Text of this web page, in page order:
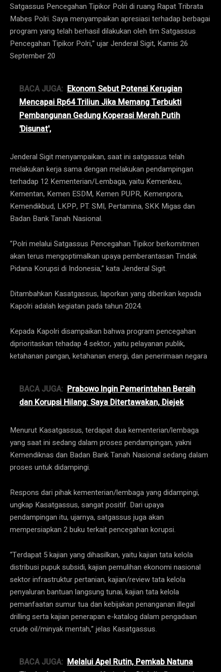
Satgassus Pencegahan Tipikor Polri di ruang Rapat Tribrata
Mabes Polri. Saya menyampaikan apresiasi terhadap berbagai
program yang telah berhasil dilakukan oleh tim Satgassus
Pencegahan Tipikor Polri,” ujar Jenderal Sigit, Kamis 26
September 20
BACA JUGA: Ekonom Sebut Potensi Kerugian
Mencapai Rp64 Triliun Jika Memang Terbukti
Pembangunan Gedung Koperasi Merah Putih
'Disunat',
Jenderal Sigit menyampaikan, saat ini satgassus telah
melakukan kerja sama dengan melakukan pendampingan
terhadap 12 Kementerian/Lembaga, yaitu Kemenkeu,
Kementan, Kemen ESDM, Kemen PUPR, Kemenpora,
Kemendikbud, LKPP, PT. SMI, Pertamina, SKK Migas dan
Badan Bank Tanah Nasional.
“Polri melalui Satgassus Pencegahan Tipikor berkomitmen
akan terus mengoptimalkan upaya pemberantasan Tindak
Pidana Korupsi di Indonesia,” kata Jenderal Sigit.
Ditambahkan Kasatgassus, laporkan yang diberikan kepada
Kapolri adalah kegiatan pada tahun 2024.
Kepada Kapolri disampaikan bahwa program pencegahan
diprioritaskan tehadap 4 sektor, yaitu pelayanan publik,
ketahanan pangan, ketahanan energi, dan penerimaan negara
BACA JUGA: Prabowo Ingin Pemerintahan Bersih
dan Korupsi Hilang: Saya Ditertawakan, Diejek
Menurut Kasatgassus, terdapat dua kementerian/lembaga
yang saat ini sedang dalam proses pendampingan, yakni
Kemendiknas dan Badan Bank Tanah Nasional sedang dalam
proses untuk didampingi.
Respons dari pihak kementerian/lembaga yang didampingi,
ungkap Kasatgassus, sangat positif. Dari upaya
pendampingan itu, ujarnya, satgassus juga akan
mempersiapkan 2 buku terkait pencegahan korupsi.
“Terdapat 5 kajian yang dihasilkan, yaitu kajian tata kelola
distribusi pupuk subsidi, kajian pemulihan ekonomi nasional
sektor infrastruktur pertanian, kajian/review tata kelola
penyaluran bantuan langsung tunai, kajian tata kelola
pemanfaatan sumur tua dan kebijakan penanganan illegal
drilling serta kajian penerapan e-katalog dalam pengadaan
crude oil/minyak mentah,” jelas Kasatgassus.
BACA JUGA: Melalui Apel Rutin, Pemkab Natuna